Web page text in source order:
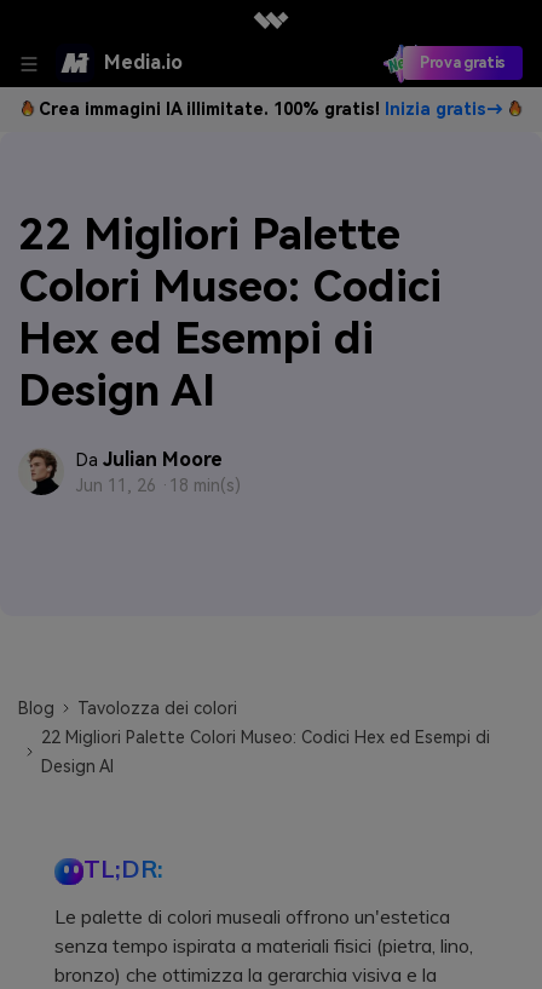
Media.io Prova gratis
Crea immagini IA illimitate. 100% gratis! Inizia gratis→
22 Migliori Palette
Colori Museo: Codici
Hex ed Esempi di
Design AI
Da Julian Moore
Jun 11, 26 · 18 min(s)
Blog
Tavolozza dei colori
22 Migliori Palette Colori Museo: Codici Hex ed Esempi di
Design AI
TL;DR:
Le palette di colori museali offrono un'estetica
senza tempo ispirata a materiali fisici (pietra, lino,
bronzo) che ottimizza la gerarchia visiva e la